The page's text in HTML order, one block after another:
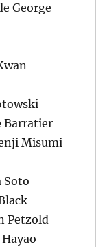
George
Barratier
Misumi
Soto
Petzold